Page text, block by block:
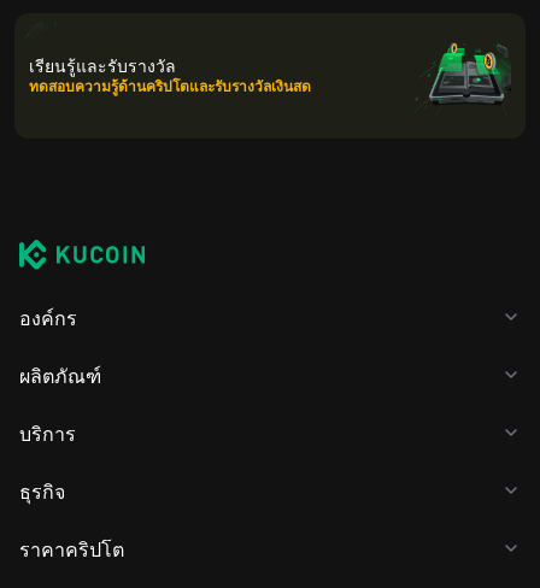
เรียนรู้และรับรางวัล
ทดสอบความรู้ด้านคริปโตและรับรางวัลเงินสด
องค์กร
ผลิตภัณฑ์
บริการ
ธุรกิจ
ราคาคริปโต